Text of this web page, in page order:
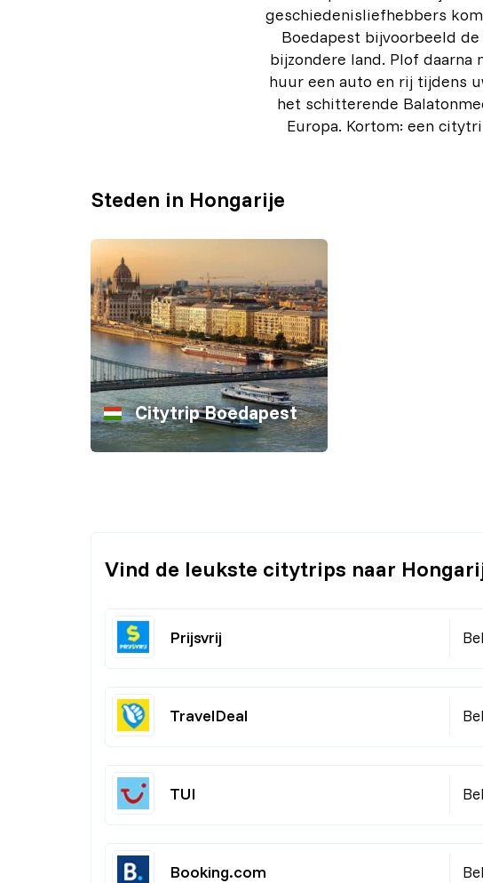
geschiedenisliefhebbers
Boedapest bijvoorbeeld
bijzondere land. Plof
huur een auto en rij tijdens
het schitterende
Europa. Kortom: een
Steden in Hongarije
Citytrip Boedapest
Vind de leukste citytrips naar
Prijsvrij
TravelDeal
TUI
Booking.com